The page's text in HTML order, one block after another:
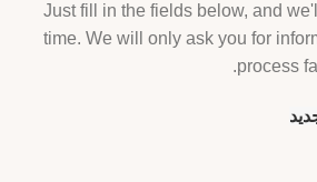
Just fill in the fields below, and
time. We will only ask you for
process